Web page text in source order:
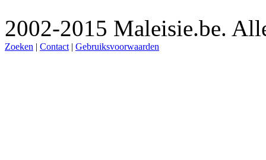
2002-2015 Maleisie.be.
Zoeken | Contact | Gebruiksvoorwaarden